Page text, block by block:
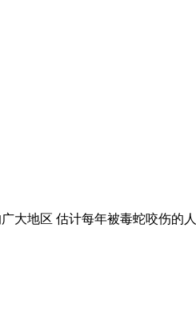
大地区 估计每年被毒蛇咬伤的